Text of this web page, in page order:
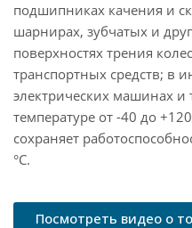
подшипниках качения и
шарнирах, зубчатых и
поверхностях трения
транспортных средств; в
электрических машинах и
температуре от -40 до
сохраняет
°С.
Посмотреть видео о